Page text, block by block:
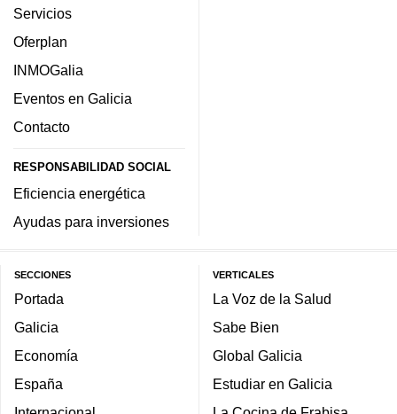
Servicios
Oferplan
INMOGalia
Eventos en Galicia
Contacto
RESPONSABILIDAD SOCIAL
Eficiencia energética
Ayudas para inversiones
SECCIONES
Portada
Galicia
Economía
España
VERTICALES
La Voz de la Salud
Sabe Bien
Global Galicia
Estudiar en Galicia